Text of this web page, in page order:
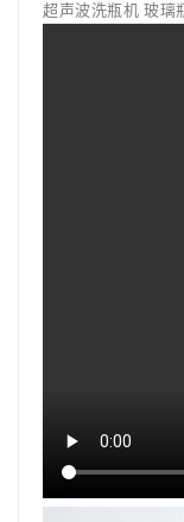
超声波洗瓶机 玻璃